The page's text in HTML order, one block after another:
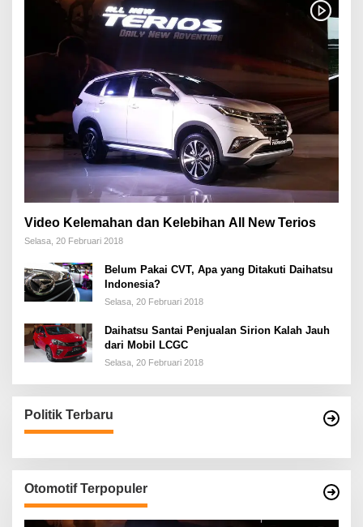
Video Kelemahan dan Kelebihan All New Terios
Selasa, 20 Februari 2018
Belum Pakai CVT, Apa yang Ditakuti Daihatsu
Indonesia?
Selasa, 20 Februari 2018
Daihatsu Santai Penjualan Sirion Kalah Jauh
dari Mobil LCGC
Selasa, 20 Februari 2018
Politik Terbaru
Otomotif Terpopuler